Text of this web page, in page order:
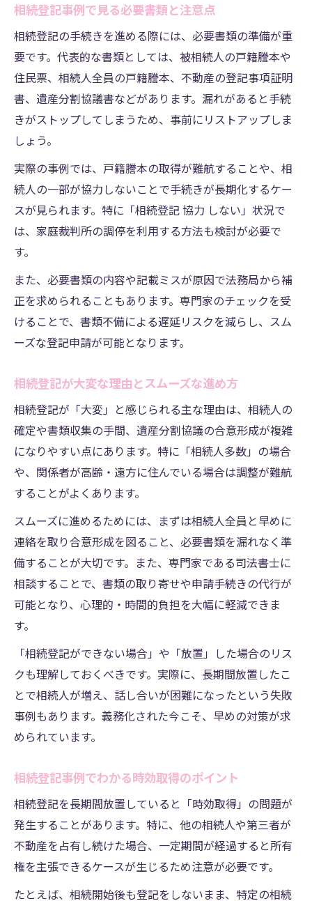
時効取得が絡む相続登記での注意点
相続登記ができない時の対処法紹介
相続登記ができない場合の主な原因とは
協力しない相続人がいる時の対処法を解説
相続登記できないケース別の解決事例集
期限超過時の相続登記とリスク回避策
自分で進める相続登記費用のヒント
自分で相続登記する際の費用内訳を解説
相続登記事例で見る必要書類と注意点
相続登記の手続きを進める際には、必要書類の準備が重
要です。代表的な書類としては、被相続人の戸籍謄本や
住民票、相続人全員の戸籍謄本、不動産の登記事項証明
書、遺産分割協議書などがあります。漏れがあると手続
きがストップしてしまうため、事前にリストアップしま
しょう。
実際の事例では、戸籍謄本の取得が難航することや、相
続人の一部が協力しないことで手続きが長期化するケー
スが見られます。特に「相続登記 協力 しない」状況で
は、家庭裁判所の調停を利用する方法も検討が必要で
す。
また、必要書類の内容や記載ミスが原因で法務局から補
正を求められることもあります。専門家のチェックを受
けることで、書類不備による遅延リスクを減らし、スム
ーズな登記申請が可能となります。
相続登記が大変な理由とスムーズな進め方
相続登記が「大変」と感じられる主な理由は、相続人の
確定や書類収集の手間、遺産分割協議の合意形成が複雑
になりやすい点にあります。特に「相続人多数」の場合
や、関係者が高齢・遠方に住んでいる場合は調整が難航
することがよくあります。
スムーズに進めるためには、まずは相続人全員と早めに
連絡を取り合意形成を図ること、必要書類を漏れなく準
備することが大切です。また、専門家である司法書士に
相談することで、書類の取り寄せや申請手続きの代行が
可能となり、心理的・時間的負担を大幅に軽減できま
す。
「相続登記ができない場合」や「放置」した場合のリス
クも理解しておくべきです。実際に、長期間放置したこ
とで相続人が増え、話し合いが困難になったという失敗
事例もあります。義務化された今こそ、早めの対策が求
められています。
相続登記事例でわかる時効取得のポイント
相続登記を長期間放置していると「時効取得」の問題が
発生することがあります。特に、他の相続人や第三者が
不動産を占有し続けた場合、一定期間が経過すると所有
権を主張できるケースが生じるため注意が必要です。
たとえば、相続開始後も登記をしないまま、特定の相続